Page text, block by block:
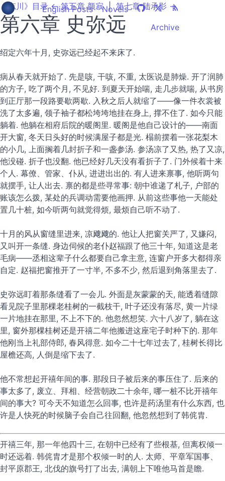
Novels
English Posts
Archive
《忘川》目录 ← 第五章 颜寂|第七章 陆承影 →
第六章 史弥远
绍定六年十月, 史弥远已经起不来床了.
病从春天就开始了. 先是咳, 干咳, 不重, 太医说是肺燥. 开了润肺
的方子, 吃了两个月, 不见好. 到夏天开始喘, 走几步就喘, 从书房
到正厅那一段路要歇两歇. 入秋之后人就缩了——像一件衣裳被
洗了太多遍, 领子袖子都松垮垮地挂在身上, 撑不住了. 如今只能
躺着. 他躺在相府后院的暖阁里. 暖阁是他自己设计的——南面
开大窗, 冬天日头好的时候满屋子都是光. 榻前摆着一张花梨木
的小几, 上面搁着几封折子和一盏参汤. 参汤凉了又热, 热了又凉,
他没碰. 折子也没翻. 他已经好几天没有看折子了. 门外候着十来
个人. 幕僚、管家、仆从, 进进出出的. 有人进来禀事, 他听两句
就摆手, 让人出去. 禀的都是些寻常事: 朝中谁递了札子, 户部的
账该怎么拨, 某处的兵调动需要他画押. 从前这些事他一天能处
置几十桩, 如今听两句就觉得烦, 最烦自己听不动了.
十月的风从窗缝里进来, 凉飕飕的. 他让人把窗关严了, 又嫌闷,
又叫开一条缝. 身边伺候的老仆赵福跟了他三十年, 知道这是老
毛病——丞相这辈子什么都要自己拿主意, 连窗户开多大都得亲
自定. 赵福把窗推开了一寸半, 不多不少, 然后退到角落里去了.
史弥远盯着那条缝看了一会儿. 外面是灰蒙蒙的天, 能透着缝隙
看见院子里那棵老桂树的一截枝干, 叶子还没有落尽, 黄一片绿
一片地挂在那里, 不上不下的. 他忽然想笑. 六十八岁了, 躺在这
里, 窗外那棵桂树还是开禧二年他搬进这座宅子时种下的. 那年
他刚当上礼部侍郎, 春风得意. 如今二十七年过去了, 桂树长得比
屋檐还高, 人倒是缩下去了.
他不常想起开禧年间的事. 那段日子被后来的事压住了. 后来的
事太多了, 废立、拜相、经营朝政二十余年, 哪一桩不比开禧年
间的事大? 可今天不知道怎么回事, 也许是药汤里有什么东西, 也
许是人快死的时候脑子会自己往回翻, 他忽然想到了韩侂胄.
开禧三年, 那一年他四十三, 在朝中已经有了些根基, 但离权倾一
时还远着. 韩侂胄才是那个权倾一时的人. 太师、平章军国事、
封平原郡王, 北伐的旗号打了出去, 满朝上下唯他马首是瞻.